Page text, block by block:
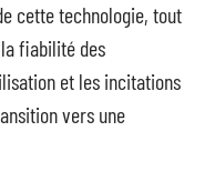
cette technologie, tout
fiabilité des
et les incitations
vers une